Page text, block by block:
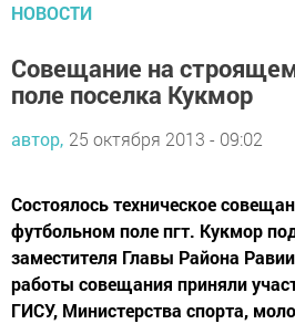
НОВОСТИ
Совещание на
поле поселка Кукмор
автор, 25 октября 2013 - 09:02
Состоялось техническое
футбольном поле пгт. Кукмор
заместителя Главы Района
работы совещания приняли
ГИСУ, Министерства спорта,